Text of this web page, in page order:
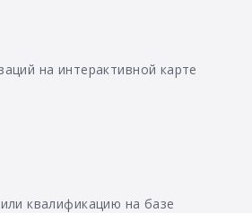
на интерактивной карте
квалификацию на базе